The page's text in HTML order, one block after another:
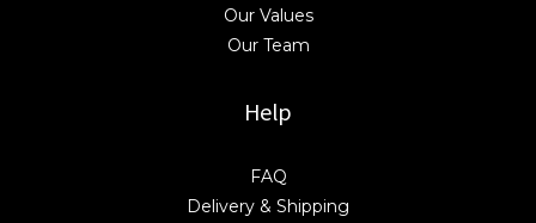
Our Values
Our Team
Help
FAQ
Delivery & Shipping